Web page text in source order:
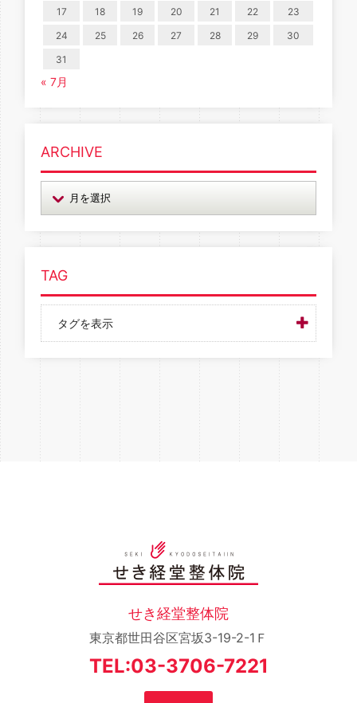
17
18 19 20 21 22
23
24
25 26 27 28 29
30
31
« 7月
ARCHIVE
TAG
タグを表示
せき経堂整体院
東京都世田谷区宮坂3-19-2-1Ｆ
TEL:03-3706-7221